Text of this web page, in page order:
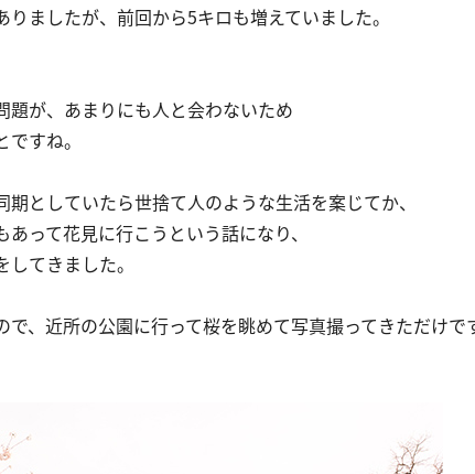
ましたが、前回から5キロも増えていました。
題が、あまりにも人と会わないため
すね。
としていたら世捨て人のような生活を案じてか、
って花見に行こうという話になり、
てきました。
で、近所の公園に行って桜を眺めて写真撮ってきただけで